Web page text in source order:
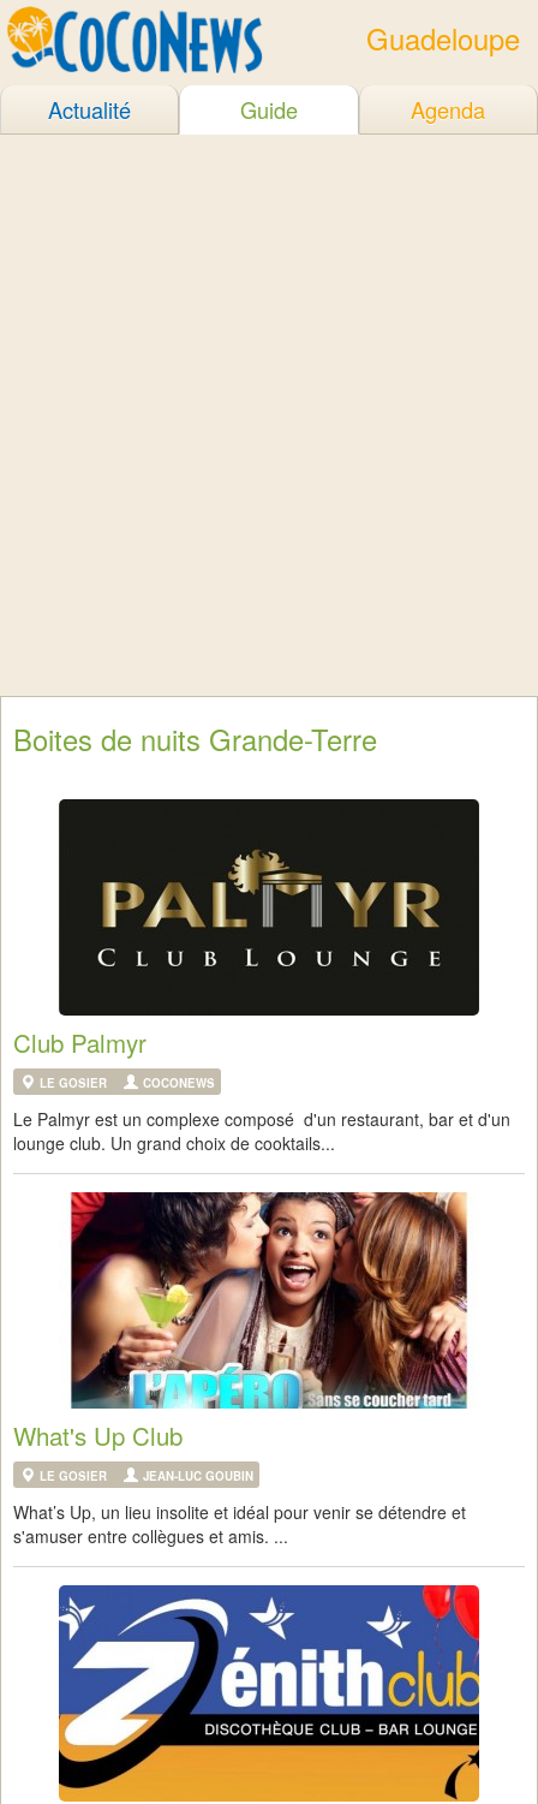
Guadeloupe
Actualité Guide Agenda
Boites de nuits Grande-Terre
Club Palmyr
LE GOSIER COCONEWS
Le Palmyr est un complexe composé d'un restaurant, bar et d'un
lounge club. Un grand choix de cooktails...
What's Up Club
LE GOSIER JEAN-LUC GOUBIN
What’s Up, un lieu insolite et idéal pour venir se détendre et
s'amuser entre collègues et amis. ...